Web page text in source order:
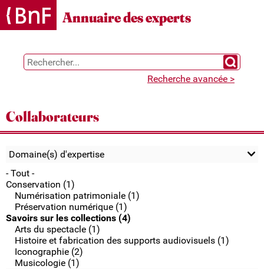
Gestion des cookies
Annuaire des experts
Chercher
Recherche avancée >
Collaborateurs
Domaine(s) d'expertise
- Tout -
Conservation (1)
Numérisation patrimoniale (1)
Préservation numérique (1)
Savoirs sur les collections (4)
Arts du spectacle (1)
Histoire et fabrication des supports audiovisuels (1)
Iconographie (2)
Musicologie (1)